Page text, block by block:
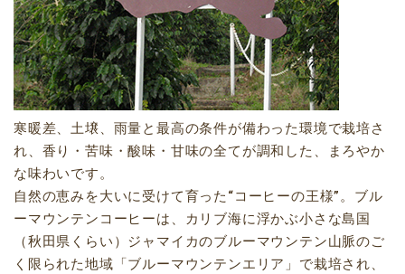
寒暖差、土壌、雨量と最高の条件が備わった環境で栽培さ
れ、香り・苦味・酸味・甘味の全てが調和した、まろやか
な味わいです。
自然の恵みを大いに受けて育った“コーヒーの王様”。ブル
ーマウンテンコーヒーは、カリブ海に浮かぶ小さな島国
（秋田県くらい）ジャマイカのブルーマウンテン山脈のご
く限られた地域「ブルーマウンテンエリア」で栽培され、